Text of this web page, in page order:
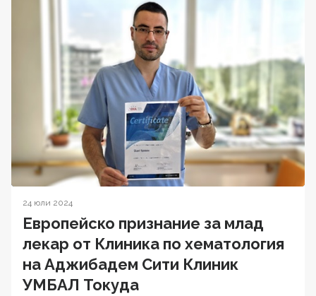
24 юли 2024
Европейско признание за млад
лекар от Клиника по хематология
на Аджибадем Сити Клиник
УМБАЛ Токуда